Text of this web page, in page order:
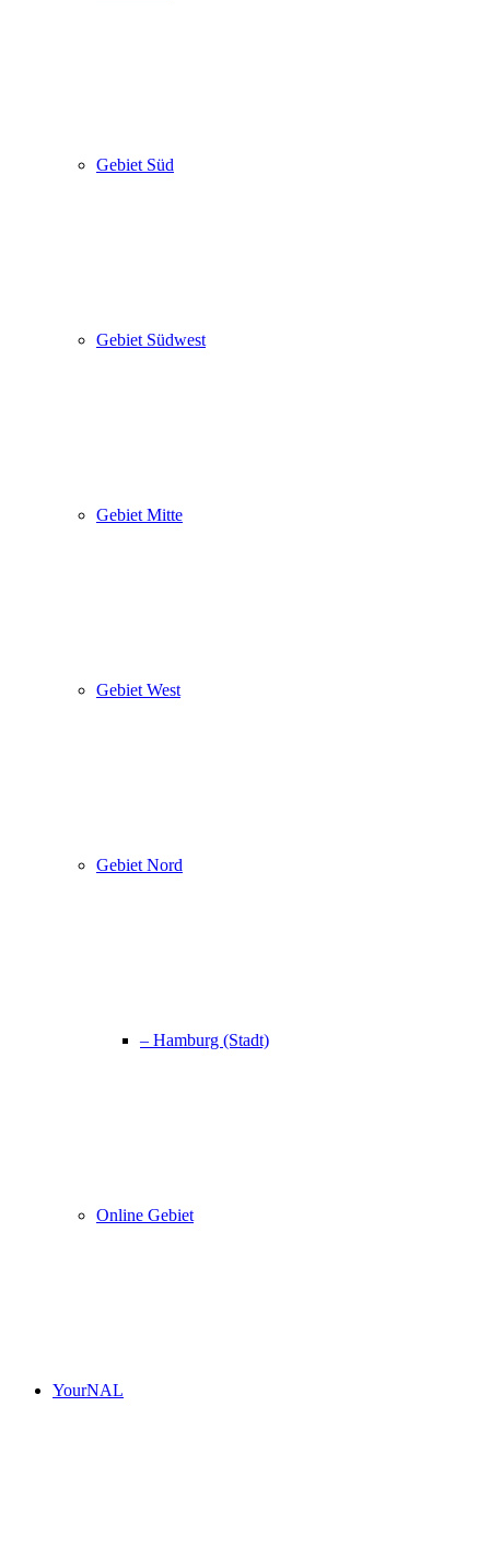
Gebiet Süd
Gebiet Südwest
Gebiet Mitte
Gebiet West
Gebiet Nord
– Hamburg (Stadt)
Online Gebiet
YourNAL